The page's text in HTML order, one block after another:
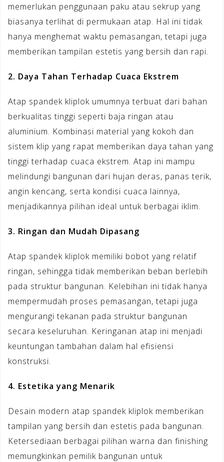
memerlukan penggunaan paku atau sekrup yang
biasanya terlihat di permukaan atap. Hal ini tidak
hanya menghemat waktu pemasangan, tetapi juga
memberikan tampilan estetis yang bersih dan rapi.
2. Daya Tahan Terhadap Cuaca Ekstrem
Atap spandek kliplok umumnya terbuat dari bahan
berkualitas tinggi seperti baja ringan atau
aluminium. Kombinasi material yang kokoh dan
sistem klip yang rapat memberikan daya tahan yang
tinggi terhadap cuaca ekstrem. Atap ini mampu
melindungi bangunan dari hujan deras, panas terik,
angin kencang, serta kondisi cuaca lainnya,
menjadikannya pilihan ideal untuk berbagai iklim.
3. Ringan dan Mudah Dipasang
Atap spandek kliplok memiliki bobot yang relatif
ringan, sehingga tidak memberikan beban berlebih
pada struktur bangunan. Kelebihan ini tidak hanya
mempermudah proses pemasangan, tetapi juga
mengurangi tekanan pada struktur bangunan
secara keseluruhan. Keringanan atap ini menjadi
keuntungan tambahan dalam hal efisiensi
konstruksi.
4. Estetika yang Menarik
Desain modern atap spandek kliplok memberikan
tampilan yang bersih dan estetis pada bangunan.
Ketersediaan berbagai pilihan warna dan finishing
memungkinkan pemilik bangunan untuk